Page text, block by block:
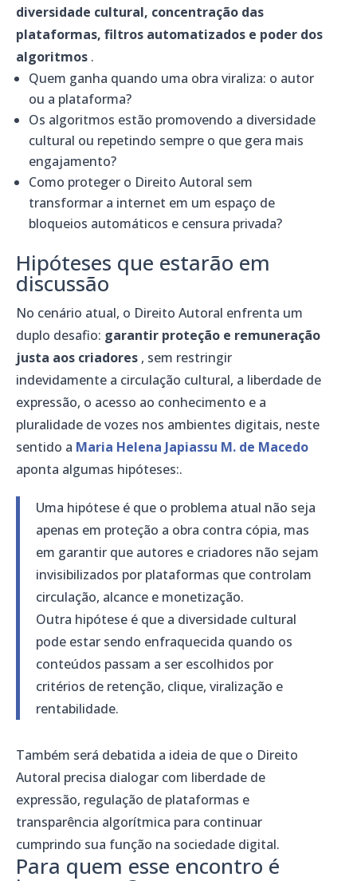
diversidade cultural, concentração das
plataformas, filtros automatizados e poder dos
algoritmos .
Quem ganha quando uma obra viraliza: o autor
ou a plataforma?
Os algoritmos estão promovendo a diversidade
cultural ou repetindo sempre o que gera mais
engajamento?
Como proteger o Direito Autoral sem
transformar a internet em um espaço de
bloqueios automáticos e censura privada?
Hipóteses que estarão em
discussão
No cenário atual, o Direito Autoral enfrenta um
duplo desafio: garantir proteção e remuneração
justa aos criadores , sem restringir
indevidamente a circulação cultural, a liberdade de
expressão, o acesso ao conhecimento e a
pluralidade de vozes nos ambientes digitais, neste
sentido a Maria Helena Japiassu M. de Macedo
aponta algumas hipóteses:.
Uma hipótese é que o problema atual não seja
apenas em proteção a obra contra cópia, mas
em garantir que autores e criadores não sejam
invisibilizados por plataformas que controlam
circulação, alcance e monetização.
Outra hipótese é que a diversidade cultural
pode estar sendo enfraquecida quando os
conteúdos passam a ser escolhidos por
critérios de retenção, clique, viralização e
rentabilidade.
Também será debatida a ideia de que o Direito
Autoral precisa dialogar com liberdade de
expressão, regulação de plataformas e
transparência algorítmica para continuar
cumprindo sua função na sociedade digital.
Para quem esse encontro é